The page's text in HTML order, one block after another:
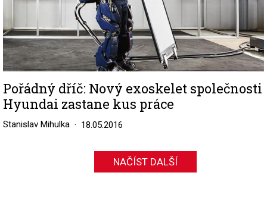
Pořádný dříč: Nový exoskelet společnosti
Hyundai zastane kus práce
Stanislav Mihulka 18.05.2016
NAČÍST DALŠÍ